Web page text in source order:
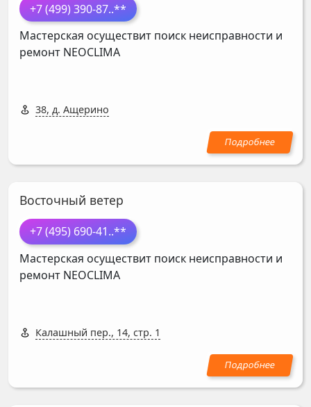
+7 (499) 390-87..**
Мастерская осуществит поиск неисправности и
ремонт NEOCLIMA
38, д. Ащерино
Восточный ветер
+7 (495) 690-41..**
Мастерская осуществит поиск неисправности и
ремонт NEOCLIMA
Калашный пер., 14, стр. 1